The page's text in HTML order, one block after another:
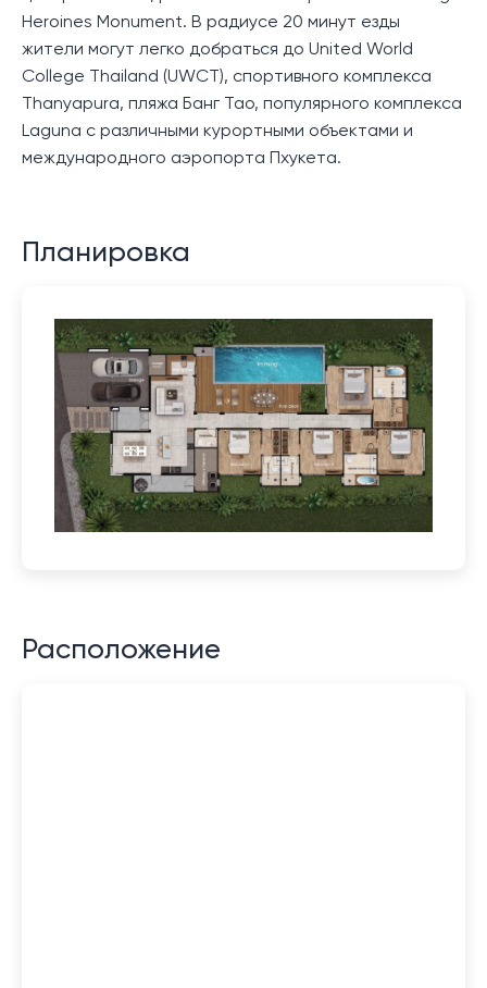
Heroines Monument. В радиусе 20 минут езды
жители могут легко добраться до United World
College Thailand (UWCT), спортивного комплекса
Thanyapura, пляжа Банг Тао, популярного комплекса
Laguna с различными курортными объектами и
международного аэропорта Пхукета.
Планировка
Расположение